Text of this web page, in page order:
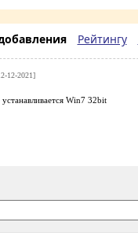
Рейтингу
12-2021]
Win7 32bit